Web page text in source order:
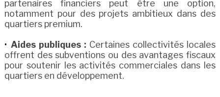
partenaires financiers peut être une option,
notamment pour des projets ambitieux dans des
quartiers premium.
Aides publiques : Certaines collectivités locales
offrent des subventions ou des avantages fiscaux
pour soutenir les activités commerciales dans les
quartiers en développement.